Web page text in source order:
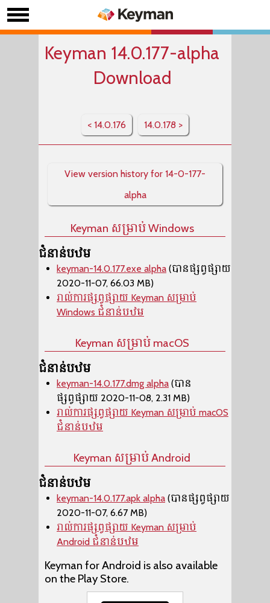
Keyman 14.0.177-alpha
Download
< 14.0.176 14.0.178 >
View version history for 14-0-177-
alpha
Keyman សម្រាប់ Windows
ជំនាន់បឋម
keyman-14.0.177.exe alpha (បានផ្សព្វផ្សាយ
2020-11-07, 66.03 MB)
រាល់ការផ្សព្វផ្សាយ Keyman សម្រាប់
Windows ជំនាន់បឋម
Keyman សម្រាប់ macOS
ជំនាន់បឋម
keyman-14.0.177.dmg alpha (បាន
ផ្សព្វផ្សាយ 2020-11-08, 2.31 MB)
រាល់ការផ្សព្វផ្សាយ Keyman សម្រាប់ macOS
ជំនាន់បឋម
Keyman សម្រាប់ Android
ជំនាន់បឋម
keyman-14.0.177.apk alpha (បានផ្សព្វផ្សាយ
2020-11-07, 6.67 MB)
រាល់ការផ្សព្វផ្សាយ Keyman សម្រាប់
Android ជំនាន់បឋម
Keyman for Android is also available
on the Play Store.